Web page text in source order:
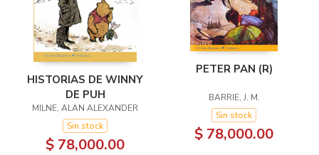
HISTORIAS DE WINNY
DE PUH
MILNE, ALAN ALEXANDER
Sin stock
$ 78,000.00
PETER PAN (R)
BARRIE, J. M.
Sin stock
$ 78,000.00